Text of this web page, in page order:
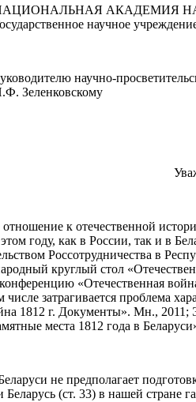
АКАДЕМИЯ
научное
научно-
Зеленковскому
к отечественной
году, как в России, так и в
Россотрудничества в
круглый стол
«Отечественная
числе затрагивается проблема
1812 г. Документы». Мн., 2011;
места 1812 года в
не предполагает
(ст. 33) в нашей стране